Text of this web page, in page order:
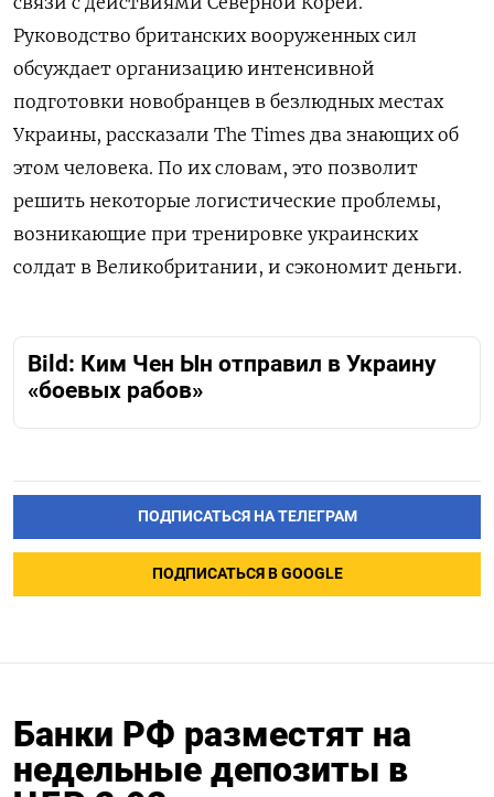
Руководство британских вооруженных сил
обсуждает организацию интенсивной
подготовки новобранцев в безлюдных местах
Украины, рассказали The Times два знающих об
этом человека. По их словам, это позволит
решить некоторые логистические проблемы,
возникающие при тренировке украинских
солдат в Великобритании, и сэкономит деньги.
Bild: Ким Чен Ын отправил в Украину
«боевых рабов»
ПОДПИСАТЬСЯ НА ТЕЛЕГРАМ
ПОДПИСАТЬСЯ В GOOGLE
Банки РФ разместят на
недельные депозиты в